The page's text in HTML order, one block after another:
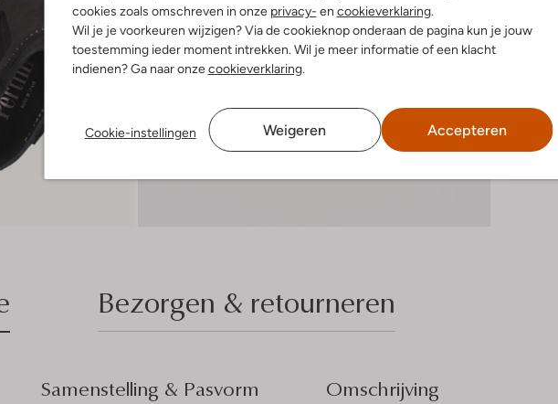
cookies zoals omschreven in onze privacy- en cookieverklaring.
Wil je je voorkeuren wijzigen? Via de cookieknop onderaan de pagina kun je jouw
toestemming ieder moment intrekken. Wil je meer informatie of een klacht
indienen? Ga naar onzecookieverklaring.
Cookie-instellingen Weigeren Accepteren
Bezorgen & retourneren
Samenstelling & Pasvorm Omschrijving